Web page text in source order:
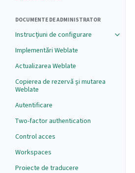
DOCUMENTE DE ADMINISTRATOR
Instrucțiuni de configurare
Implementări Weblate
Actualizarea Weblate
Copierea de rezervă și mutarea
Weblate
Autentificare
Two-factor authentication
Control acces
Workspaces
Proiecte de traducere